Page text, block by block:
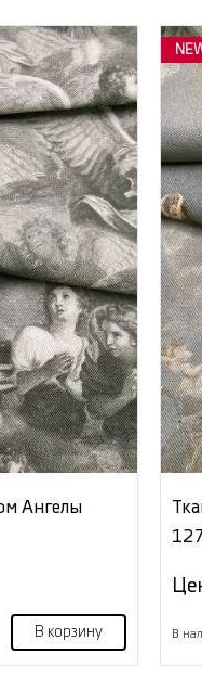
Ангелы
В корзину В